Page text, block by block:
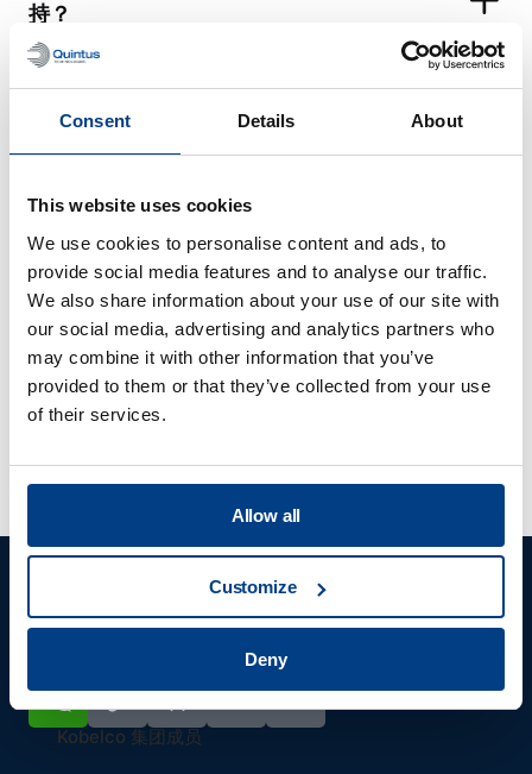
Consent Details About
This website uses cookies
We use cookies to personalise content and ads, to
provide social media features and to analyse our traffic.
We also share information about your use of our site with
our social media, advertising and analytics partners who
may combine it with other information that you’ve
provided to them or that they’ve collected from your use
of their services.
Allow all
Customize
Deny
持？
我对从 Quintus Technologies 获得的支持
不满意
服务级别协议 / Quintus Care 的价格是多
少？
难道我不应该等到保修期结束后商谈
Quintus Care 计划？
Kobelco 集团成员